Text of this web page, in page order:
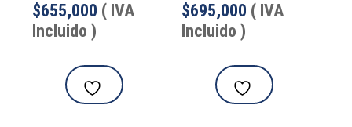
$655,000 ( IVA
Incluido )
$695,000 ( IVA
Incluido )